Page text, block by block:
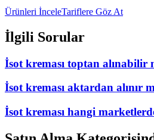
Ürünleri İnceleTariflere Göz At
İlgili Sorular
İsot kreması toptan alınabilir
İsot kreması aktardan alınır
İsot kreması hangi